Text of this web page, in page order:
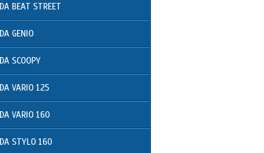
BEAT STREET
GENIO
SCOOPY
VARIO 125
VARIO 160
STYLO 160